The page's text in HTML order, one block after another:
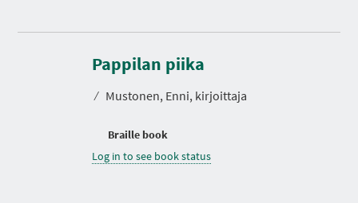
Pappilan piika
⁄ Mustonen, Enni, kirjoittaja
Braille book
Log in to see book status